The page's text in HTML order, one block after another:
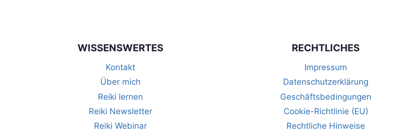
WISSENSWERTES
Kontakt
Über mich
Reiki lernen
Reiki Newsletter
Reiki Webinar
RECHTLICHES
Impressum
Datenschutzerklärung
Geschäftsbedingungen
Cookie-Richtlinie (EU)
Rechtliche Hinweise